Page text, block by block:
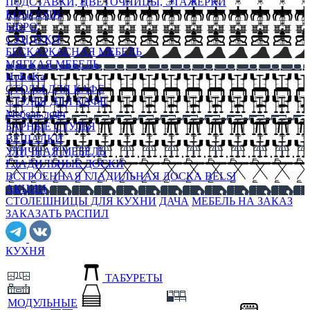
КОНСОЛИ
БЮРО
СУНДУКИ
БЕСКАРКАСНАЯ МЕБЕЛЬ
МЯГКАЯ МЕБЕЛЬ
HoReKa
СТОЛЫ ДЛЯ КАФЕ
СТУЛЬЯ ДЛЯ КАФЕ
Мебель лофт
БАРНЫЕ СТУЛЬЯ
ВЕШАЛКИ
УЛИЧНАЯ МЕБЕЛЬ
ГЛАДИЛЬНЫЕ ДОСКИ
ВСТРОЕННАЯ ГЛАДИЛЬНАЯ ДОСКА BELSI
АКЦИИ
СТОЛЕШНИЦЫ ДЛЯ КУХНИ ДАЧА МЕБЕЛЬ НА ЗАКАЗ
ЗАКАЗАТЬ РАСПИЛ
КУХНЯ
МОДУЛЬНЫЕ
ТАБУРЕТЫ